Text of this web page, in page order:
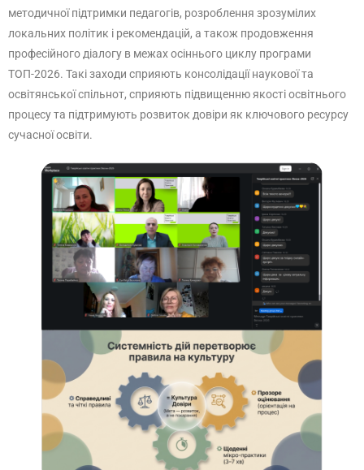
методичної підтримки педагогів, розроблення зрозумілих
локальних політик і рекомендацій, а також продовження
професійного діалогу в межах осіннього циклу програми
ТОП-2026. Такі заходи сприяють консолідації наукової та
освітянської спільнот, сприяють підвищенню якості освітнього
процесу та підтримують розвиток довіри як ключового ресурсу
сучасної освіти.